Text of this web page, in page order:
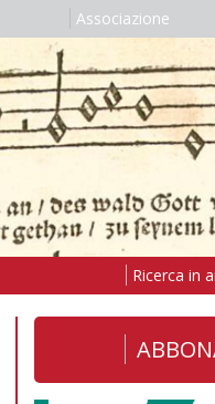
Associazione
Ricerca in